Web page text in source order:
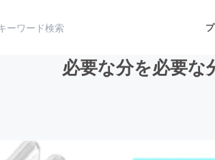
必要な分を必要な